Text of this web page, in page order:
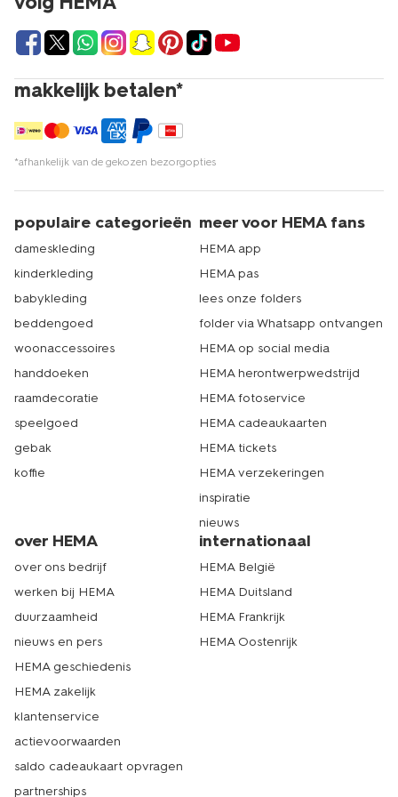
klaar voor een etentje of barbecue. En dat allemaal met
goede én voordelige tuinspullen. Echt HEMA.
makkelijk betalen*
*afhankelijk van de gekozen bezorgopties
populaire categorieën
dameskleding
kinderkleding
babykleding
beddengoed
woonaccessoires
handdoeken
raamdecoratie
speelgoed
gebak
koffie
meer voor HEMA fans
HEMA app
HEMA pas
lees onze folders
folder via Whatsapp ontvangen
HEMA op social media
HEMA herontwerpwedstrijd
HEMA fotoservice
HEMA cadeaukaarten
HEMA tickets
HEMA verzekeringen
inspiratie
nieuws
over HEMA
over ons bedrijf
werken bij HEMA
duurzaamheid
nieuws en pers
HEMA geschiedenis
HEMA zakelijk
klantenservice
actievoorwaarden
saldo cadeaukaart opvragen
partnerships
internationaal
HEMA België
HEMA Duitsland
HEMA Frankrijk
HEMA Oostenrijk